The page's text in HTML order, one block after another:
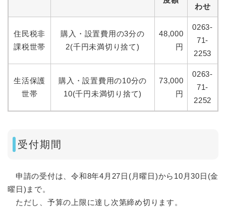
わせ
住民税非
課税世帯
購入・設置費用の3分の
2(千円未満切り捨て)
48,000
円
0263-
71-
2253
生活保護
世帯
購入・設置費用の10分の
10(千円未満切り捨て)
73,000
円
0263-
71-
2252
受付期間
申請の受付は、令和8年4月27日(月曜日)から10月30日(金
曜日)まで。
ただし、予算の上限に達し次第締め切ります。